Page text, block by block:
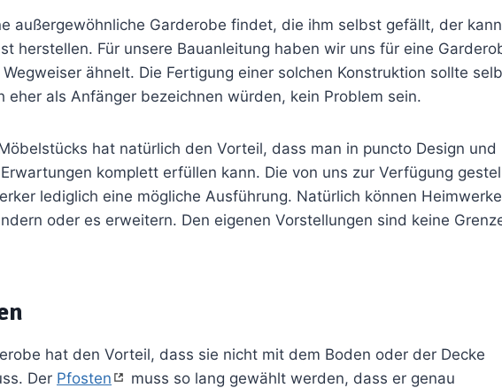
außergewöhnliche Garderobe findet, die ihm selbst gefällt, der kann
herstellen. Für unsere Bauanleitung haben wir uns für eine
ähnelt. Die Fertigung einer solchen Konstruktion sollte
eher als Anfänger bezeichnen würden, kein Problem sein.
hat natürlich den Vorteil, dass man in puncto Design und
komplett erfüllen kann. Die von uns zur Verfügung
lediglich eine mögliche Ausführung. Natürlich können
oder es erweitern. Den eigenen Vorstellungen sind keine
hat den Vorteil, dass sie nicht mit dem Boden oder der Decke
Der Pfosten
muss so lang gewählt werden, dass er genau